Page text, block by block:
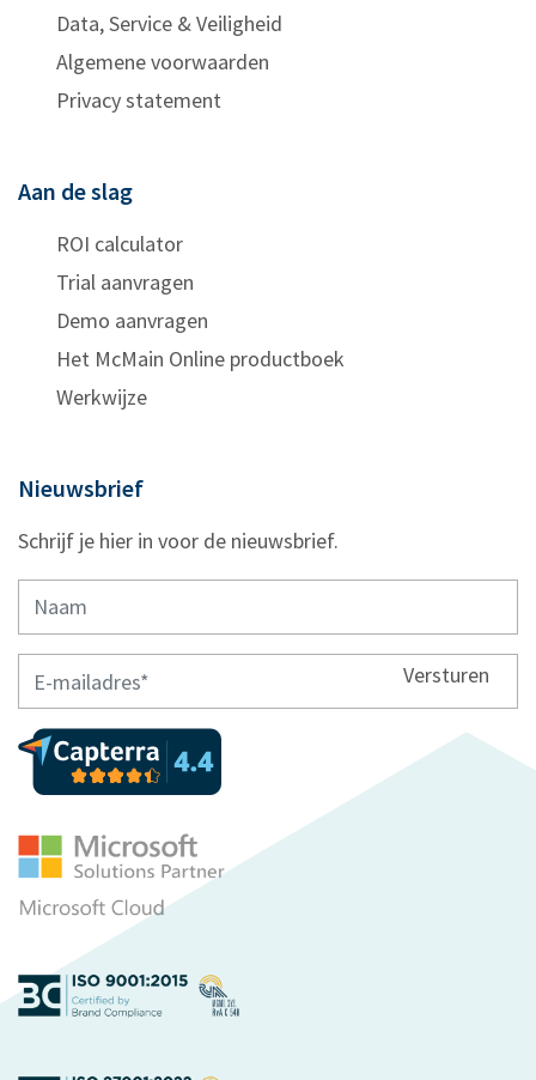
Data, Service & Veiligheid
Algemene voorwaarden
Privacy statement
Aan de slag
ROI calculator
Trial aanvragen
Demo aanvragen
Het McMain Online productboek
Werkwijze
Nieuwsbrief
Schrijf je hier in voor de nieuwsbrief.
Versturen